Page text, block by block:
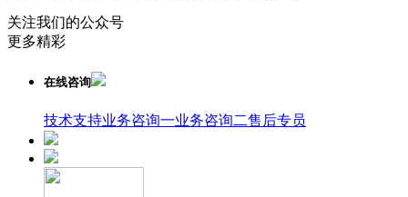
关注我们的公众号
更多精彩
在线咨询
技术支持业务咨询一业务咨询二售后专员